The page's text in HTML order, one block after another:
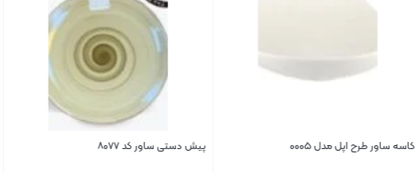
کاسه ساور طرح اپل مدل ۰۰۰۵ پیش دستی ساور کد ۸۰۷۷